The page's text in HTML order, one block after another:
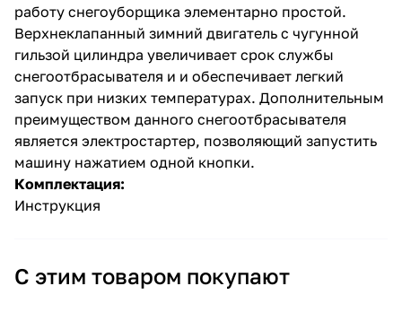
работу снегоуборщика элементарно простой.
Верхнеклапанный зимний двигатель с чугунной
гильзой цилиндра увеличивает срок службы
снегоотбрасывателя и и обеспечивает легкий
запуск при низких температурах. Дополнительным
преимуществом данного снегоотбрасывателя
является электростартер, позволяющий запустить
машину нажатием одной кнопки.
Комплектация:
Инструкция
С этим товаром покупают